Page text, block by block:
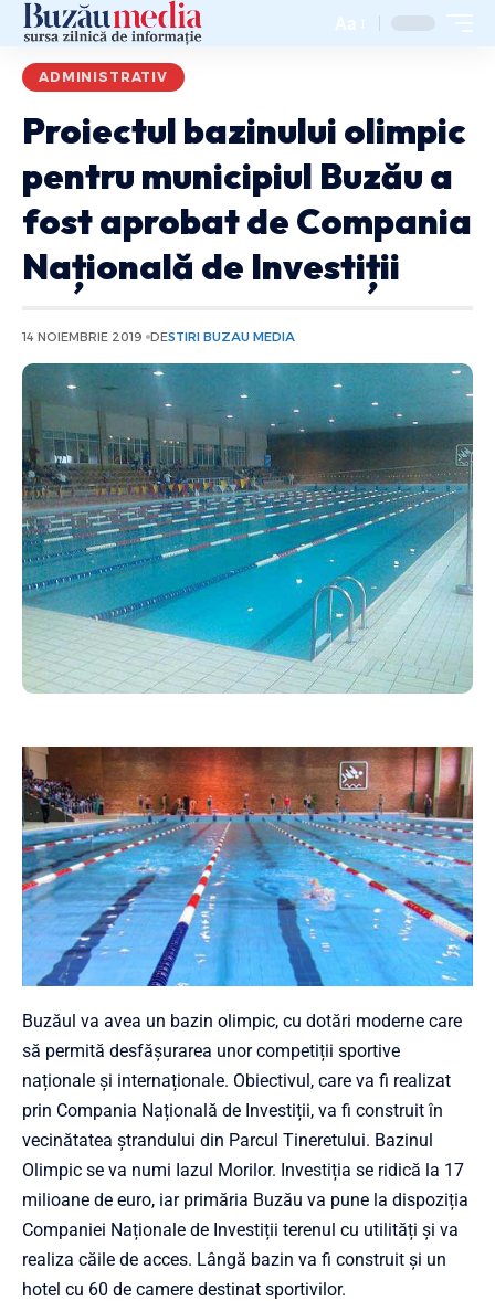
Aa
ADMINISTRATIV
Proiectul bazinului olimpic
pentru municipiul Buzău a
fost aprobat de Compania
Națională de Investiții
14 NOIEMBRIE 2019 DESTIRI BUZAU MEDIA
Buzăul va avea un bazin olimpic, cu dotări moderne care
să permită desfășurarea unor competiții sportive
naționale și internaționale. Obiectivul, care va fi realizat
prin Compania Națională de Investiții, va fi construit în
vecinătatea ștrandului din Parcul Tineretului. Bazinul
Olimpic se va numi Iazul Morilor. Investiția se ridică la 17
milioane de euro, iar primăria Buzău va pune la dispoziția
Companiei Naționale de Investiții terenul cu utilități și va
realiza căile de acces. Lângă bazin va fi construit și un
hotel cu 60 de camere destinat sportivilor.